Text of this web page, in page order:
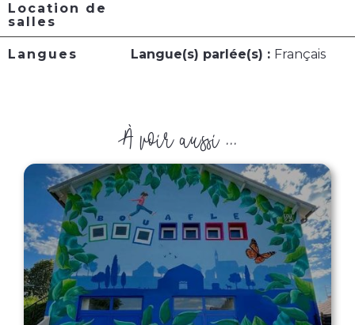
Location de
salles
Langues Langue(s) parlée(s) : Français
À voir aussi ...